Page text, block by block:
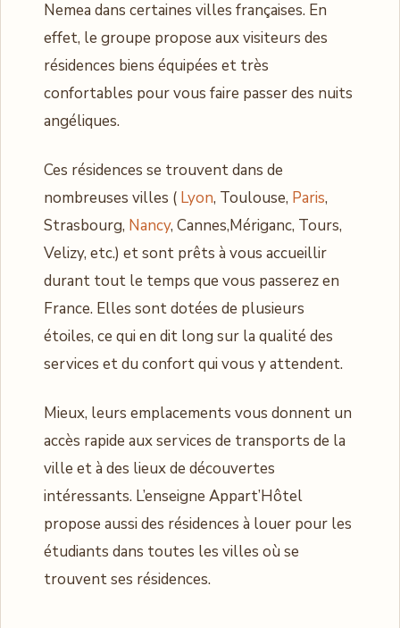
Nemea dans certaines villes françaises. En
effet, le groupe propose aux visiteurs des
résidences biens équipées et très
confortables pour vous faire passer des nuits
angéliques.
Ces résidences se trouvent dans de
nombreuses villes ( Lyon, Toulouse, Paris,
Strasbourg, Nancy, Cannes,Mériganc, Tours,
Velizy, etc.) et sont prêts à vous accueillir
durant tout le temps que vous passerez en
France. Elles sont dotées de plusieurs
étoiles, ce qui en dit long sur la qualité des
services et du confort qui vous y attendent.
Mieux, leurs emplacements vous donnent un
accès rapide aux services de transports de la
ville et à des lieux de découvertes
intéressants. L’enseigne Appart’Hôtel
propose aussi des résidences à louer pour les
étudiants dans toutes les villes où se
trouvent ses résidences.